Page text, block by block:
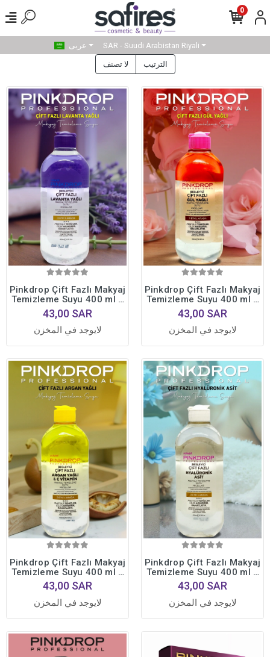
0
عربى SAR - Suudi Arabistan Riyali
لا تصنف الترتيب
Pinkdrop Çift Fazlı Makyaj
Temizleme Suyu 400 ml –
Lavanta
43,00 SAR
لايوجد في المخزن
Pinkdrop Çift Fazlı Makyaj
Temizleme Suyu 400 ml –
Rose
43,00 SAR
لايوجد في المخزن
Pinkdrop Çift Fazlı Makyaj
Temizleme Suyu 400 ml –
Argan
43,00 SAR
لايوجد في المخزن
Pinkdrop Çift Fazlı Makyaj
Temizleme Suyu 400 ml –
Hyaluronic
43,00 SAR
لايوجد في المخزن